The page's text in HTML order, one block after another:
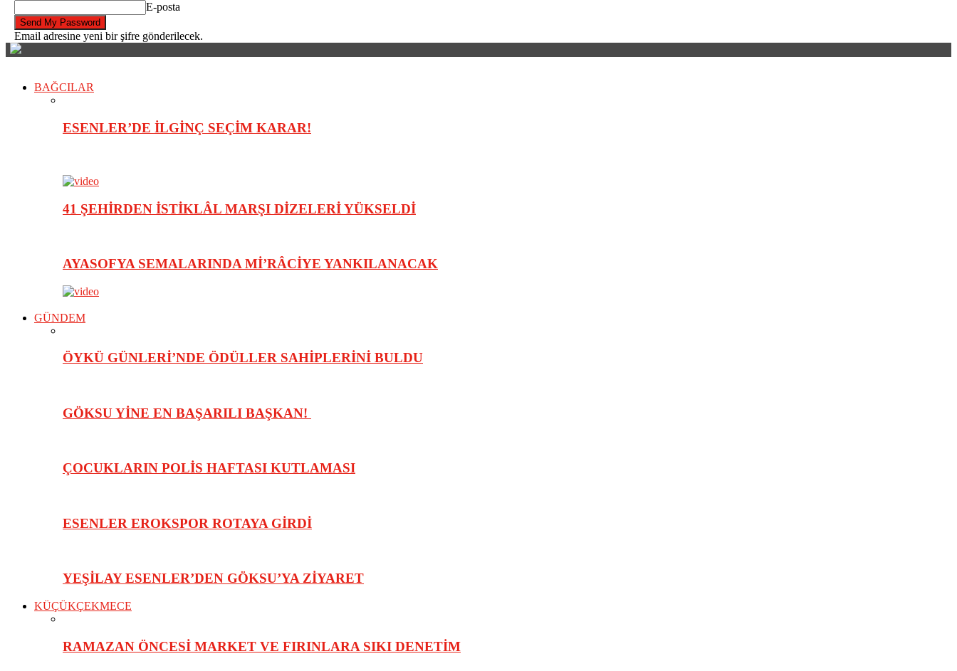
E-posta
Email adresine yeni bir şifre gönderilecek.
BAĞCILAR
ESENLER’DE İLGİNÇ SEÇİM KARAR!
41 ŞEHİRDEN İSTİKLÂL MARŞI DİZELERİ YÜKSELDİ
AYASOFYA SEMALARINDA Mİ’RÂCİYE YANKILANACAK
GÜNDEM
ÖYKÜ GÜNLERİ’NDE ÖDÜLLER SAHİPLERİNİ BULDU
GÖKSU YİNE EN BAŞARILI BAŞKAN!
ÇOCUKLARIN POLİS HAFTASI KUTLAMASI
ESENLER EROKSPOR ROTAYA GİRDİ
YEŞİLAY ESENLER’DEN GÖKSU’YA ZİYARET
KÜÇÜKÇEKMECE
RAMAZAN ÖNCESİ MARKET VE FIRINLARA SIKI DENETİM